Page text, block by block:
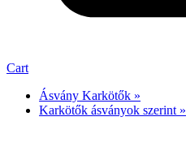
Cart
Ásvány Karkötők »
Karkötők ásványok szerint »